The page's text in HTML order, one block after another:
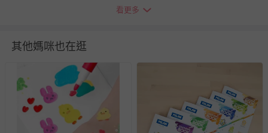
天然橡膠木實木所製，搭配純天然無毒漆，所以在商品上會
--- 由於商品材質為天然原木與天然色，為避免商品損壞褪
議使用濕紙巾擦拭、晾乾即可。
BSMI商品檢驗標識字號：M38383
退換貨須知
您所購買的商品享有7天的鑑賞期／猶豫期權益，但此期間
看更多
其他媽咪也在逛